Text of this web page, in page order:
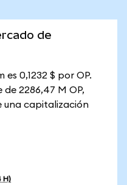
de
0,1232 $ por OP.
2286,47 M OP,
una capitalización
H)